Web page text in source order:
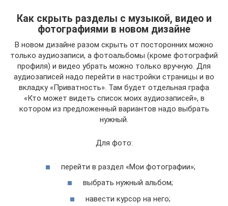
Как скрыть разделы с музыкой, видео и
фотографиями в новом дизайне
В новом дизайне разом скрыть от посторонних можно
только аудиозаписи, а фотоальбомы (кроме фотографий
профиля) и видео убрать можно только вручную. Для
аудиозаписей надо перейти в настройки страницы и во
вкладку «Приватность». Там будет отдельная графа
«Кто может видеть список моих аудиозаписей», в
котором из предложенный вариантов надо выбрать
нужный.
Для фото:
перейти в раздел «Мои фотографии»;
выбрать нужный альбом;
навести курсор на него;